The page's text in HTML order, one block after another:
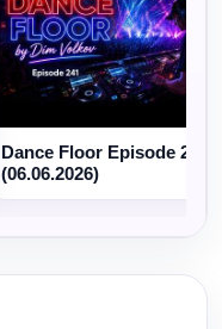
Dance Floor Episode 241
(06.06.2026)